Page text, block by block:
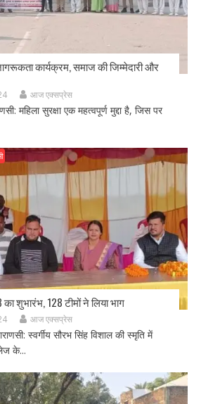
कार्यक्रम, समाज की जिम्मेदारी और
आज एक्सप्रेस
महिला सुरक्षा एक महत्वपूर्ण मुद्दा है, जिस पर
का शुभारंभ, 128 टीमों ने लिया भाग
आज एक्सप्रेस
स्वर्गीय सौरभ सिंह विशाल की स्मृति में
के...